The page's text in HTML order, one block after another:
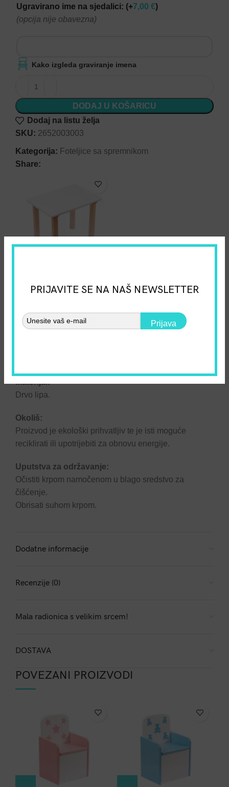
PRIJAVITE SE NA NAŠ NEWSLETTER
Prijava
Ugravirano ime na sjedalici: (+7,00 €)
(opcija nije obavezna)
Kako izgleda graviranje imena
DODAJ U KOŠARICU
Dodaj na listu želja
SKU: 2652003003
Kategorija: Foteljice sa spremnikom
Share:
44,00€–49,00€
Materijal:
Drvo lipa.
Okoliš:
Proizvod je ekološki prihvatljiv te je isti moguće
reciklirati ili upotrijebiti za obnovu energije.
Uputstva za održavanje:
Očistiti krpom namočenom u blago sredstvo za
čišćenje.
Obrisati suhom krpom.
Dodatne informacije
Recenzije (0)
Mala radionica s velikim srcem!
DOSTAVA
POVEZANI PROIZVODI